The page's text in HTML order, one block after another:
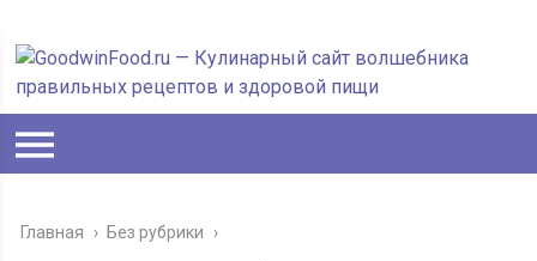
Главная › Без рубрики ›